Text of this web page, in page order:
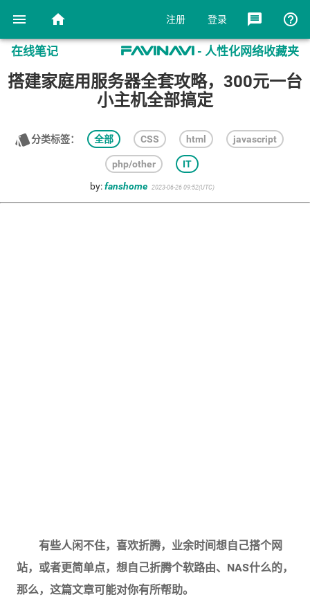
menu home 注册 登录 message help_outline
在线笔记 favinavi - 人性化网络收藏夹
搭建家庭用服务器全套攻略，300元一台
小主机全部搞定
style分类标签： 全部 CSS html javascript
php/other
IT
by:fanshome 2023-06-26 09:52(UTC)
有些人闲不住，喜欢折腾，业余时间想自己搭个网
站，或者更简单点，想自己折腾个软路由、NAS什么的，
那么，这篇文章可能对你有所帮助。